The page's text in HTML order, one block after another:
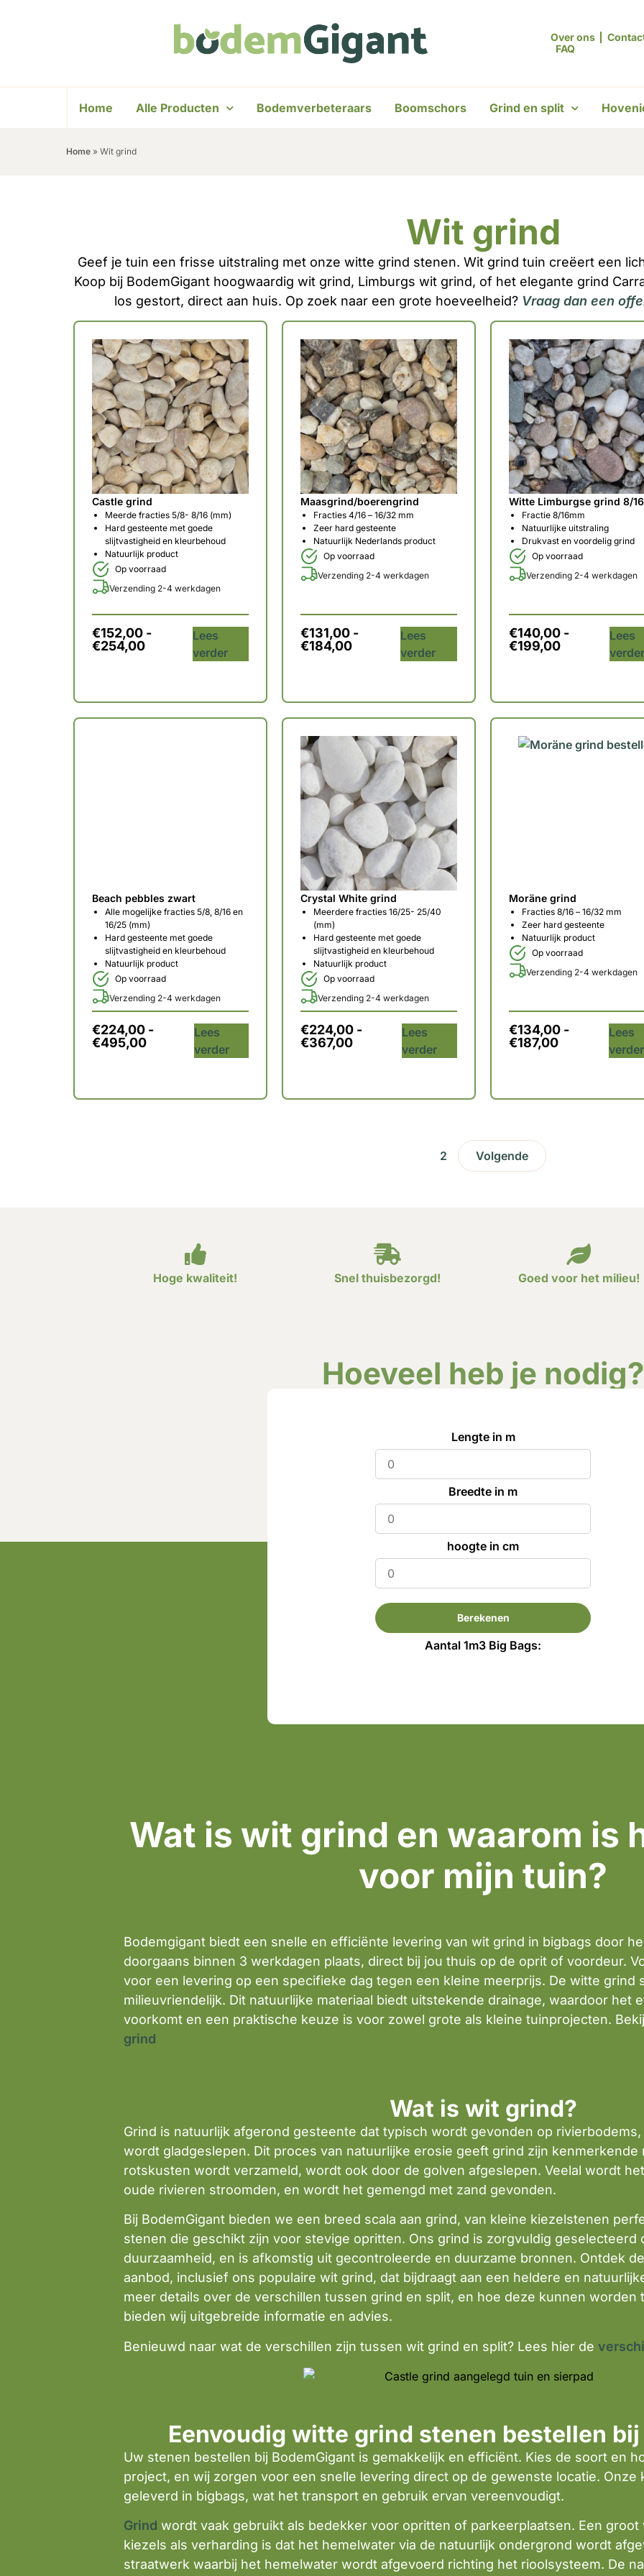
Over ons
FAQ
Home Alle Producten Bodemverbeteraars Boomschors Grind en split
Home » Wit grind
Wit grind
Geef je tuin een frisse uitstraling met onze witte grind stenen. Wit grind tuin creëert een
Koop bij BodemGigant hoogwaardig wit grind, Limburgs wit grind, of het elegante grind
los gestort, direct aan huis. Op zoek naar een grote hoeveelheid? Vraag dan een
Castle grind
Meerde fracties 5/8- 8/16 (mm)
Hard gesteente met goede
slijtvastigheid en kleurbehoud
Natuurlijk product
Op voorraad
Verzending 2-4 werkdagen
€152,00 -
€254,00
Lees
verder
Maasgrind/boerengrind
Fracties 4/16 – 16/32 mm
Zeer hard gesteente
Natuurlijk Nederlands product
Op voorraad
Verzending 2-4 werkdagen
€131,00 -
€184,00
Lees
verder
Witte Limburgse grind 8/
Fractie 8/16mm
Natuurlijke uitstraling
Drukvast en voordelig grind
Op voorraad
Verzending 2-4 werkdagen
€140,00 -
€199,00
Lees
Beach pebbles zwart
Alle mogelijke fracties 5/8, 8/16 en
16/25 (mm)
Hard gesteente met goede
slijtvastigheid en kleurbehoud
Natuurlijk product
Op voorraad
Verzending 2-4 werkdagen
€224,00 -
€495,00
Lees
verder
Crystal White grind
Meerdere fracties 16/25- 25/40
(mm)
Hard gesteente met goede
slijtvastigheid en kleurbehoud
Natuurlijk product
Op voorraad
Verzending 2-4 werkdagen
€224,00 -
€367,00
Lees
verder
Moräne grind
Fracties 8/16 – 16/32 mm
Zeer hard gesteente
Natuurlijk product
Op voorraad
Verzending 2-4 werkdagen
€134,00 -
€187,00
Lees
verder
2 Volgende
Hoge kwaliteit! Snel thuisbezorgd! Goed voor het milieu!
Hoeveel heb je nodig?
Lengte in m
Breedte in m
hoogte in cm
Berekenen
Aantal 1m3 Big Bags:
Wat is wit grind en waarom is
voor mijn tuin?
Bodemgigant biedt een snelle en efficiënte levering van wit grind in bigbags door
doorgaans binnen 3 werkdagen plaats, direct bij jou thuis op de oprit of voordeur.
voor een levering op een specifieke dag tegen een kleine meerprijs. De witte grind
milieuvriendelijk. Dit natuurlijke materiaal biedt uitstekende drainage, waardoor het
voorkomt en een praktische keuze is voor zowel grote als kleine tuinprojecten.
grind
Wat is wit grind?
Grind is natuurlijk afgerond gesteente dat typisch wordt gevonden op
wordt gladgeslepen. Dit proces van natuurlijke erosie geeft grind zijn kenmerkende
rotskusten wordt verzameld, wordt ook door de golven afgeslepen. Veelal wordt
oude rivieren stroomden, en wordt het gemengd met zand gevonden.
Bij BodemGigant bieden we een breed scala aan grind, van kleine kiezelstenen
stenen die geschikt zijn voor stevige opritten. Ons grind is zorgvuldig geselecteerd
duurzaamheid, en is afkomstig uit gecontroleerde en duurzame bronnen. Ontdek
aanbod, inclusief ons populaire wit grind, dat bijdraagt aan een heldere en
meer details over de verschillen tussen grind en split, en hoe deze kunnen worden
bieden wij uitgebreide informatie en advies.
Benieuwd naar wat de verschillen zijn tussen wit grind en split? Lees hier de
Eenvoudig witte grind stenen bestellen
Uw stenen bestellen bij BodemGigant is gemakkelijk en efficiënt. Kies de soort en
project, en wij zorgen voor een snelle levering direct op de gewenste locatie.
geleverd in bigbags, wat het transport en gebruik ervan vereenvoudigt.
Grind wordt vaak gebruikt als bedekker voor opritten of parkeerplaatsen. Een
kiezels als verharding is dat het hemelwater via de natuurlijk ondergrond wordt
straatwerk waarbij het hemelwater wordt afgevoerd richting het rioolsysteem. De